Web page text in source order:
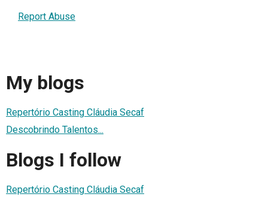
Report Abuse
My blogs
Repertório Casting Cláudia Secaf
Descobrindo Talentos...
Blogs I follow
Repertório Casting Cláudia Secaf